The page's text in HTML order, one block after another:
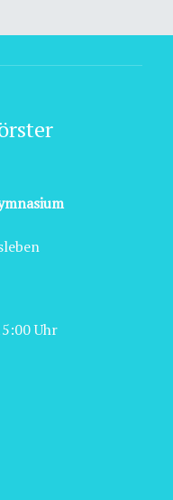
Uhr